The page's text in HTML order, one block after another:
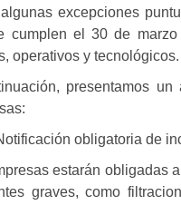
excepciones
cumplen el 30 de
operativos y tecnológicos.
presentamos
obligatoria de
estarán obligadas
graves, como